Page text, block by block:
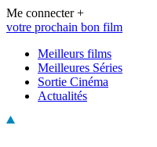
Me connecter +
votre prochain bon film
Meilleurs films
Meilleures Séries
Sortie Cinéma
Actualités